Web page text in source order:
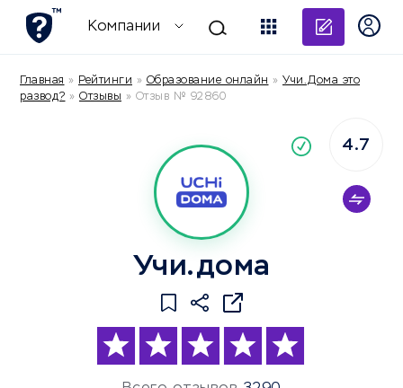
Компании
Главная » Рейтинги » Образование онлайн » Учи.Дома это
развод? » Отзывы » Отзыв № 92860
Учи.дома
4.7